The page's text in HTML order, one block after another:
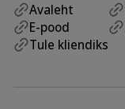
Avaleht
E-pood
Tule kliendiks